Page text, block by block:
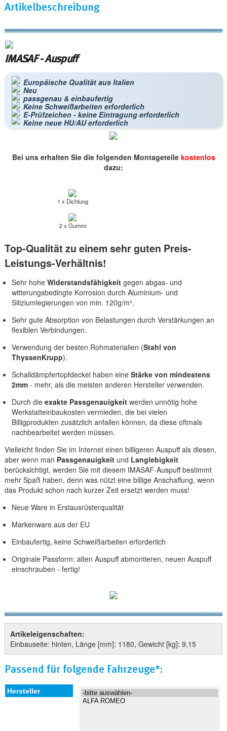
Artikelbeschreibung
IMASAF - Auspuff
Europäische Qualität aus Italien
Neu
passgenau & einbaufertig
Keine Schweißarbeiten erforderlich
E-Prüfzeichen - keine Eintragung erforderlich
Keine neue HU/AU erforderlich
Bei uns erhalten Sie die folgenden Montageteile kostenlos
dazu:
1 x Dichtung
2 x Gummi
Top-Qualität zu einem sehr guten Preis-
Leistungs-Verhältnis!
Sehr hohe Widerstandsfähigkeit gegen abgas- und
witterungsbedingte Korrosion durch Aluminium- und
Siliziumlegierungen von min. 120g/m².
Sehr gute Absorption von Belastungen durch Verstärkungen an
flexiblen Verbindungen.
Verwendung der besten Rohmaterialien (Stahl von
ThyssenKrupp).
Schalldämpfertopfdeckel haben eine Stärke von mindestens
2mm- mehr, als die meisten anderen Hersteller verwenden.
Durch dieexakte Passgenauigkeitwerden unnötig hohe
Werkstatteinbaukosten vermieden, die bei vielen
Billigprodukten zusätzlich anfallen können, da diese oftmals
nachbearbeitet werden müssen.
Vielleicht finden Sie im Internet einen billigeren Auspuff als diesen,
aber wenn man Passgenauigkeit und Langlebigkeit
berücksichtigt, werden Sie mit diesem IMASAF-Auspuff bestimmt
mehr Spaß haben, denn was nützt eine billige Anschaffung, wenn
das Produkt schon nach kurzer Zeit ersetzt werden muss!
Neue Ware in Erstausrüsterqualität
Markenware aus der EU
Einbaufertig, keine Schweißarbeiten erforderlich
Originale Passform: alten Auspuff abmontieren, neuen Auspuff
einschrauben - fertig!
Artikeleigenschaften:
Einbauseite: hinten, Länge [mm]: 1180, Gewicht [kg]: 9,15
Passend für folgende Fahrzeuge*: